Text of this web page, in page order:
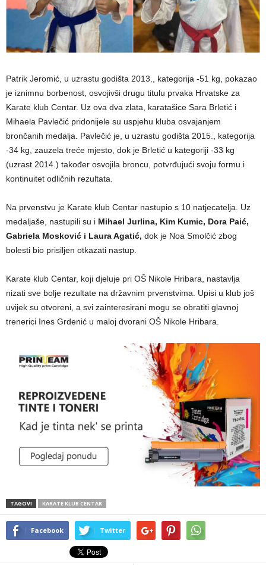
Patrik Jeromić, u uzrastu godišta 2013., kategorija -51 kg, pokazao
je iznimnu borbenost, osvojivši drugu titulu prvaka Hrvatske za
Karate klub Centar. Uz ova dva zlata, karatašice Sara Brletić i
Mihaela Pavlečić pridonijele su uspjehu kluba osvajanjem
brončanih medalja. Pavlečić je, u uzrastu godišta 2015., kategorija
-34 kg, zauzela treće mjesto, dok je Brletić u kategoriji -33 kg
(uzrast 2014.) također osvojila broncu, potvrđujući svoju formu i
kontinuitet odličnih rezultata.
Na prvenstvu je Karate klub Centar nastupio s 10 natjecatelja. Uz
medaljaše, nastupili su i Mihael Jurlina, Kim Kumic, Dora Paić,
Gabriela Mosković i Laura Agatić, dok je Noa Smolčić zbog
bolesti bio prisiljen otkazati nastup.
Karate klub Centar, koji djeluje pri OŠ Nikole Hribara, nastavlja
nizati sve bolje rezultate na državnim prvenstvima. Upisi u klub još
uvijek su otvoreni, a svi zainteresirani mogu se obratiti glavnoj
trenerici Ines Grdenić u maloj dvorani OŠ Nikole Hribara.
TAGOVI KARATE KLUB CENTAR
Facebook Twitter